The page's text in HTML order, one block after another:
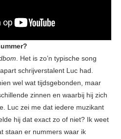
. Het is zo’n typische song
schrijverstalent Luc had.
wel wat tijdsgebonden, maar
zinnen en waarbij hij zich
Luc zei me dat iedere muzikant
hij dat exact zo of niet? Ik weet
staan er nummers waar ik